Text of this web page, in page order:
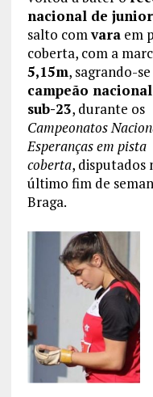
nacional de
salto comvaraem
coberta, com a
5,15m, sagrando-se
campeão
sub-23, durante os
Campeonatos
Esperanças em pista
coberta, disputados
último fim de
Braga.